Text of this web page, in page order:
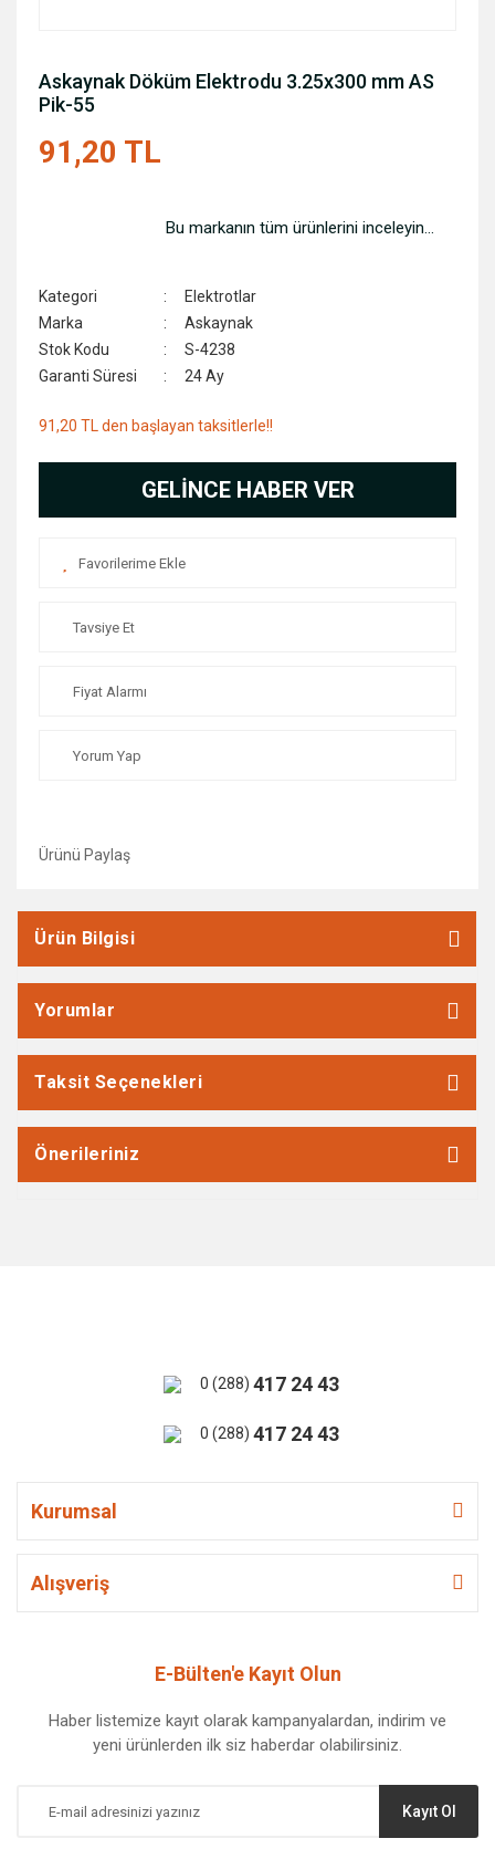
Askaynak Döküm Elektrodu 3.25x300 mm AS
Pik-55
91,20 TL
Bu markanın tüm ürünlerini inceleyin...
Kategori
Elektrotlar
Marka
Askaynak
Stok Kodu
S-4238
Garanti Süresi
24 Ay
91,20 TL den başlayan taksitlerle!!
GELİNCE HABER VER
Tavsiye Et
Fiyat Alarmı
Yorum Yap
Ürünü Paylaş
Ürün Bilgisi
Yorumlar
Taksit Seçenekleri
Önerileriniz
0 (288) 417 24 43
0 (288) 417 24 43
Kurumsal
Alışveriş
E-Bülten'e Kayıt Olun
Haber listemize kayıt olarak kampanyalardan, indirim ve
yeni ürünlerden ilk siz haberdar olabilirsiniz.
Kayıt Ol